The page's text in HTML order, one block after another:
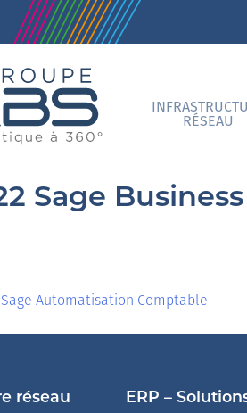
RÉSEAU
Sage
Sage Automatisation Comptable
réseau
ERP –